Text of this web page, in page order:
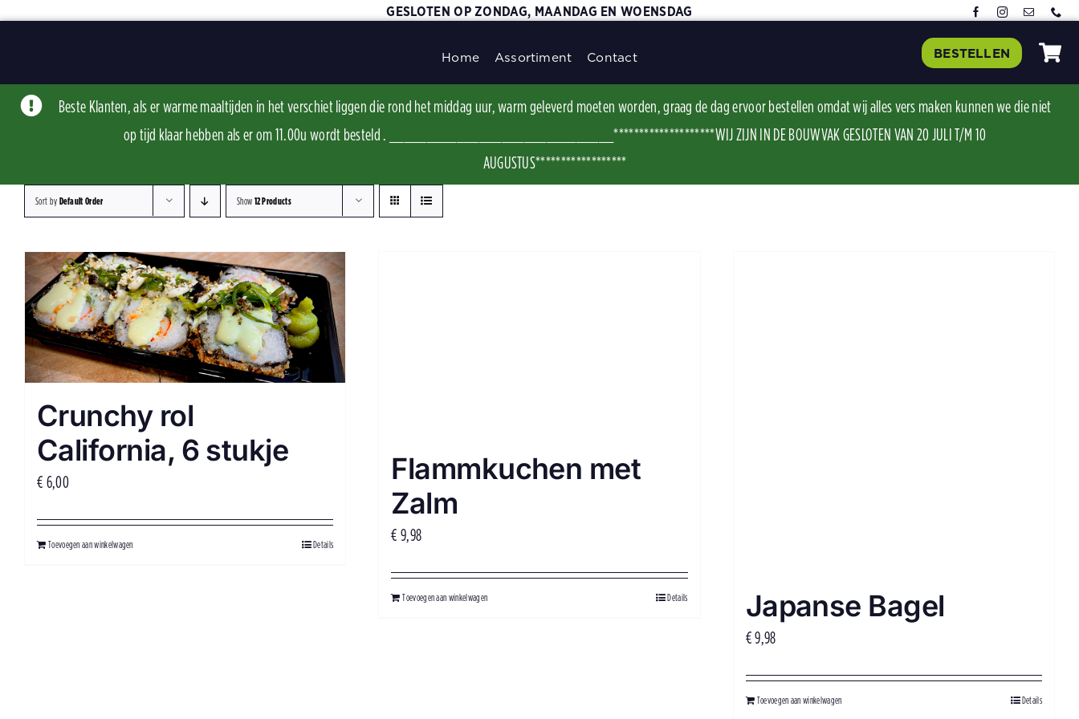
Skip
GESLOTEN OP ZONDAG, MAANDAG EN WOENSDAG
Home Assortiment Contact BESTELLEN
Beste Klanten, als er warme maaltijden in het verschiet liggen die rond het middag uur, warm geleverd moeten worden, graag de dag ervoor bestellen omdat wij alles vers maken kunnen we die niet
op tijd klaar hebben als er om 11.00u wordt besteld . ______________________________********************WIJ ZIJN IN DE BOUWVAK GESLOTEN VAN 20 JULI T/M 10
AUGUSTUS******************
Sort byDefault Order Show12 Products
Crunchy rol
California, 6 stukje
€6,00
Toevoegen aan winkelwagen Details
Flammkuchen met
Zalm
€9,98
Toevoegen aan winkelwagen Details Japanse Bagel
€9,98
Toevoegen aan winkelwagen Details